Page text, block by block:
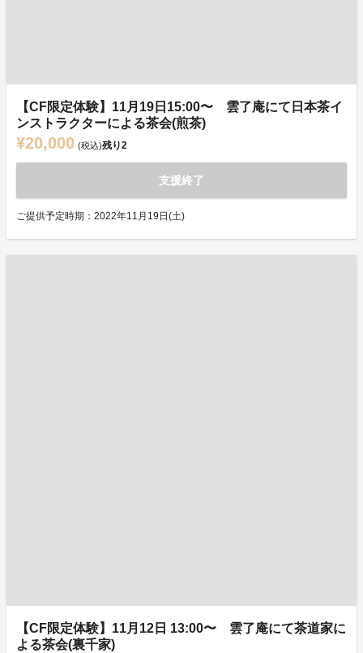
【CF限定体験】11月19日15:00〜 雲了庵にて日本茶イ
ンストラクターによる茶会(煎茶)
¥20,000 (税込)残り2
支援終了
ご提供予定時期：2022年11月19日(土)
【CF限定体験】11月12日 13:00〜 雲了庵にて茶道家に
よる茶会(裏千家)